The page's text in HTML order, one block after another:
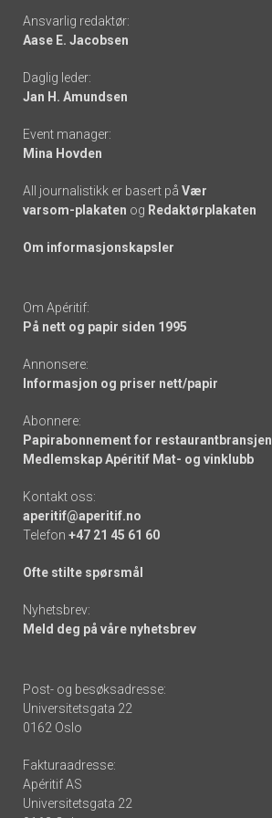
Footer
-
links
Ansvarlig redaktør:
Aase E. Jacobsen
Daglig leder:
Jan H. Amundsen
Event manager:
Mina Hovden
All journalistikk er basert på Vær
varsom-plakaten og Redaktørplakaten
Om informasjonskapsler
Om Apéritif:
På nett og papir siden 1995
Annonsere:
Informasjon og priser nett/papir
Abonnere:
Papirabonnement for restaurantbransjen
Medlemskap Apéritif Mat- og vinklubb
Kontakt oss:
aperitif@aperitif.no
Telefon +47 21 45 61 60
Ofte stilte spørsmål
Nyhetsbrev:
Meld deg på våre nyhetsbrev
Post- og besøksadresse:
Universitetsgata 22
0162 Oslo
Fakturaadresse:
Apéritif AS
Universitetsgata 22